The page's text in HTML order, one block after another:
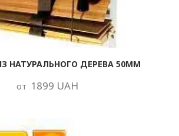
НАТУРАЛЬНОГО ДЕРЕВА 50ММ
от 1899 UAH